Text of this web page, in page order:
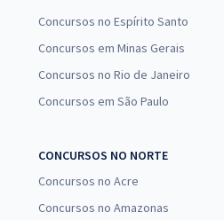
Concursos no Espírito Santo
Concursos em Minas Gerais
Concursos no Rio de Janeiro
Concursos em São Paulo
CONCURSOS NO NORTE
Concursos no Acre
Concursos no Amazonas